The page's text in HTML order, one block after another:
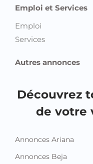
Emploi et Services
Emploi
Services
Autres annonces
Découvrez
de votre
Annonces Ariana
Annonces Beja